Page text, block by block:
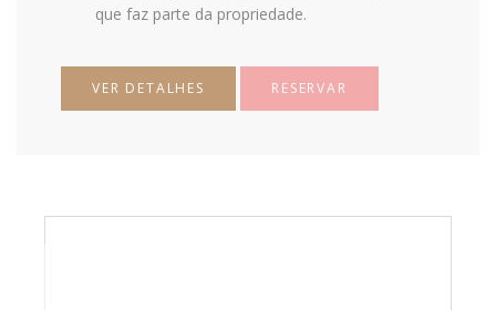
que faz parte da propriedade.
VER DETALHES RESERVAR